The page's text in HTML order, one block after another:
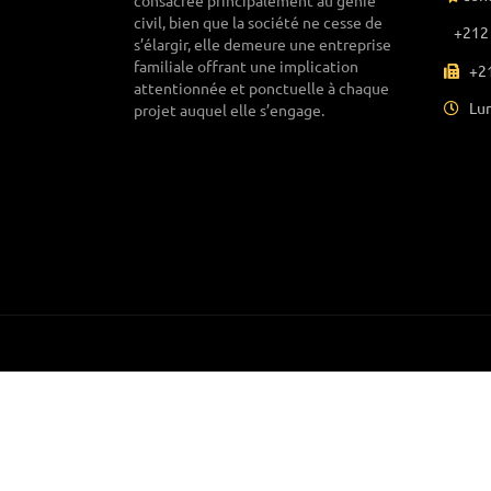
civil, bien que la société ne cesse de
s’élargir, elle demeure une entreprise
familiale offrant une implication
attentionnée et ponctuelle à chaque
projet auquel elle s’engage.